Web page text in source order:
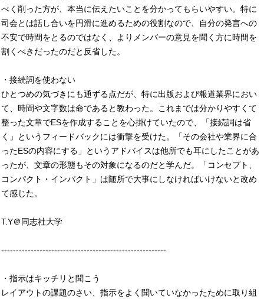
べく削った方が、本当に伝えたいことを分かってもらいやすい。特に
司会とは話し合いを円滑に進めるための役割なので、自分の発言への
不安で時間をとるのではなく、よりメンバーの意見を聞く方に時間を
割くべきだったのだと反省した。
・接続詞を使わない
ひとつめの気づきにも通ずる点だが、特に出版および報道業界におい
て、時間や文字数は命であると教わった。これまでは分かりやすくて
整った文章でESを作成することを心掛けていたので、「接続詞は省
く」というフィードバックには衝撃を受けた。「その会社や業界に合
ったESの内容にする」というアドバイスは他所でも耳にしたことがあ
ったが、文章の形態もその対象になるのだと学んだ。「コンセプト、
コンパクト・インパクト」は随所で大事にしなければいけないと改め
て感じた。
T.Y＠同志社大学
--------------------------------------------------------
・指示はキッチリと聞こう
レイアウトの課題のさい、指示をよく聞いていなかったために取り組